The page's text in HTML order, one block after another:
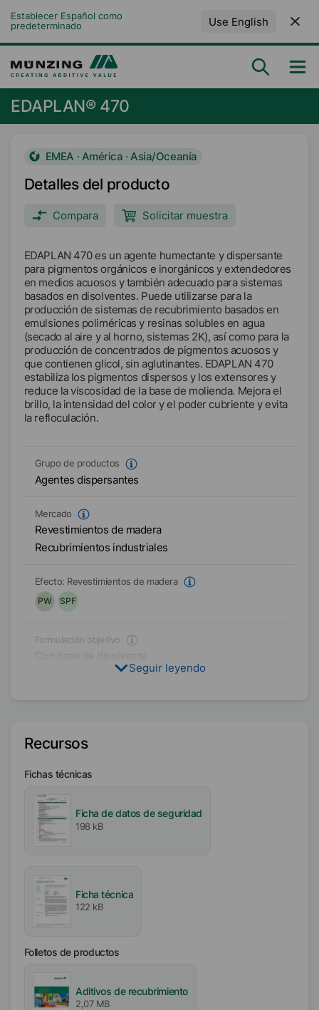
Establecer Español como
predeterminado
Use English
EDAPLAN® 470
EMEA · América · Asia/Oceanía
Detalles del producto
Compara Solicitar muestra
EDAPLAN 470 es un agente humectante y dispersante
para pigmentos orgánicos e inorgánicos y extendedores
en medios acuosos y también adecuado para sistemas
basados en disolventes. Puede utilizarse para la
producción de sistemas de recubrimiento basados en
emulsiones poliméricas y resinas solubles en agua
(secado al aire y al horno, sistemas 2K), así como para la
producción de concentrados de pigmentos acuosos y
que contienen glicol, sin aglutinantes. EDAPLAN 470
estabiliza los pigmentos dispersos y los extensores y
reduce la viscosidad de la base de molienda. Mejora el
brillo, la intensidad del color y el poder cubriente y evita
la refloculación.
Grupo de productos
Agentes dispersantes
Mercado
Revestimientos de madera
Recubrimientos industriales
Efecto: Revestimientos de madera
PW
SPF
Formulación objetivo
Con base de disolvente
Tipo
Butildiglicol
Contenido activo / sólido
Disponibilidad
EMEA
América
Iónico
Aniónico
Seguir leyendo
Recursos
Fichas técnicas
Ficha de datos de seguridad
198 kB
Ficha técnica
122 kB
Folletos de productos
Aditivos de recubrimiento
2,07 MB